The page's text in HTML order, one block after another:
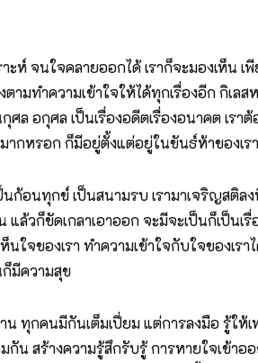
าะห์ จนใจคลายออกได้ เราก็จะมองเห็น เ
ตามทำความเข้าใจให้ได้ทุกเรื่องอีก กิเลส
ศล อกุศล เป็นเรื่องอดีตเรื่องอนาคต เราต้
ากหรอก ก็มีอยู่ตั้งแต่อยู่ในขันธ์ห้าของเร
นก้อนทุกข์ เป็นสนามรบ เรามาเจริญสติล
แล้วก็ขัดเกลาเอาออก จะมีจะเป็นก็เป็น
ห็นใจของเรา ทำความเข้าใจกับใจของเร
มีความสุข
น ทุกคนมีกันเต็มเปี่ยม แต่การลงมือ รู้ให้เ
กัน สร้างความรู้สึกรับรู้ การหายใจเข้าอ